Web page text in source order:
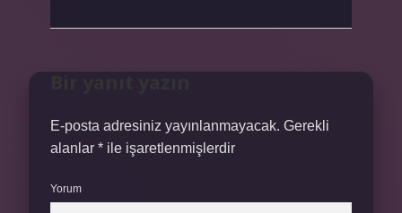
E-posta adresiniz yayınlanmayacak. Gerekli
alanlar * ile işaretlenmişlerdir
Yorum